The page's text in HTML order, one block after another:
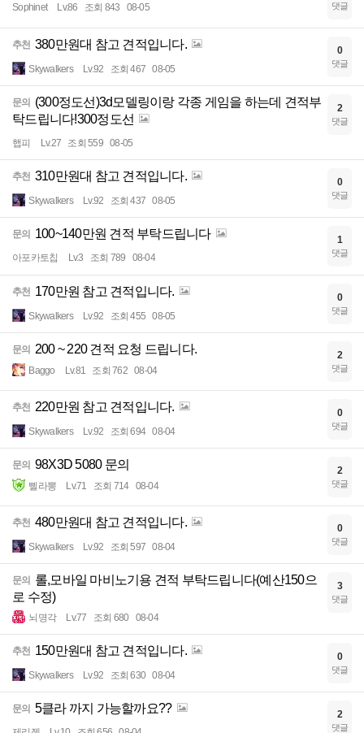
Sophinet Lv.86 조회 843 08-05 댓글
추천 380만원대 참고 견적입니다.
Skywalkers Lv.92 조회 467 08-05
0
댓글
문의
(300정도선)3d모델링이랑 각종 게임을 하는데 견적부
탁드립니다!300정도선
햅피 Lv.27 조회 559 08-05
2
댓글
추천 310만원대 참고 견적입니다.
Skywalkers Lv.92 조회 437 08-05
0
댓글
문의 100~140만원 견적 부탁드립니다
아포카토칩 Lv.3 조회 789 08-04
1
댓글
추천 170만원 참고 견적입니다.
Skywalkers Lv.92 조회 455 08-05
0
댓글
문의 200 ~ 220 견적 요청 드립니다.
Baggo Lv.81 조회 762 08-04
2
댓글
추천 220만원 참고 견적입니다.
Skywalkers Lv.92 조회 694 08-04
0
댓글
문의 98X3D 5080 문의
삘라뽕 Lv.71 조회 714 08-04
2
댓글
추천 480만원대 참고 견적입니다.
Skywalkers Lv.92 조회 597 08-04
0
댓글
문의
롤,모바일 마비노기용 견적 부탁드립니다(예산150으
로 수정)
뇌명각 Lv.77 조회 680 08-04
3
댓글
추천 150만원대 참고 견적입니다.
Skywalkers Lv.92 조회 630 08-04
0
댓글
문의 5클라 까지 가능할까요?? 2
댓글